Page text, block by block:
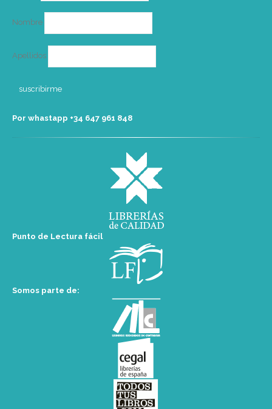
Nombre
Apellidos
Por whastapp +34 ‭647 961 848‬
Punto de Lectura fácil
Somos parte de: